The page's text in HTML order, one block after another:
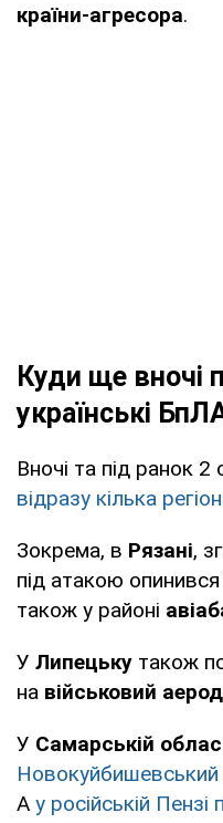
країни-агресора.
Куди ще вночі
українські
Вночі та під ранок 2
відразу кілька
Зокрема, в Рязані,
під атакою опинився
також у районі
У Липецьку також
на військовий
У Самарській
А у російській